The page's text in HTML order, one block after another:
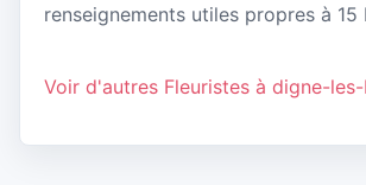
renseignements utiles propres à 15
Voir d'autres Fleuristes à digne-